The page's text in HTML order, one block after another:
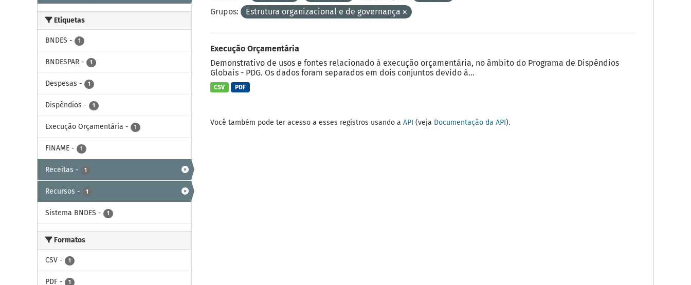
Etiquetas
BNDES - 1
BNDESPAR - 1
Despesas - 1
Dispêndios - 1
Execução Orçamentária - 1
FINAME - 1
Receitas - 1
Recursos - 1
Sistema BNDES - 1
Formatos
CSV - 1
PDF - 1
Grupos:
Estrutura organizacional e de governança
Execução Orçamentária
Demonstrativo de usos e fontes relacionado à execução orçamentária, no âmbito do Programa de Dispêndios
Globais - PDG. Os dados foram separados em dois conjuntos devido à...
CSV PDF
Você também pode ter acesso a esses registros usando a API (veja Documentação da API).